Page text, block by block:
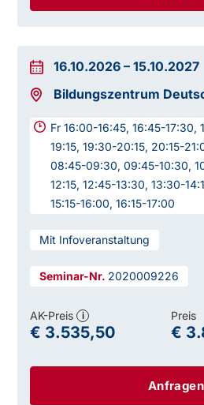
16.10.2026 –15.10.2027
Bildungszentrum
Fr 16:00-16:45, 16:45-17:30,
19:15, 19:30-20:15, 20:15-
08:45-09:30, 09:45-10:30,
12:15, 12:45-13:30, 13:30-
15:15-16:00, 16:15-17:00
Mit Infoveranstaltung
2020009226
Anfragen
AK-Preis i
€ 3.535,50
Preis
€